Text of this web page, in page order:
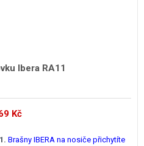
Ibera RA11
Kč
Brašny IBERA na nosiče přichytíte